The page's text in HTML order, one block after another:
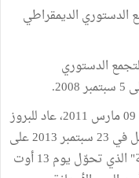
التجمّع الدستوري الديمقراطي
الدستوري
وبعد حل التجمّع الدستوري الديمقراطي في 09 مارس 2011، عاد للبروز
على الساحة بإحياء الحزب الدستوري وحصل في 23 سبتمبر 2013 على
تأشيرة حزب يحمل اسم "الحركة الدستورية" الذي تحوّل يوم 13 أوت